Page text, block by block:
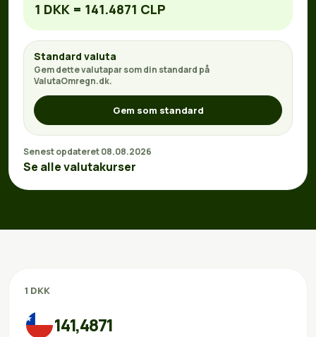
1 DKK = 141.4871 CLP
Standard valuta
Gem dette valutapar som din standard på
ValutaOmregn.dk.
Gem som standard
Senest opdateret 08.08.2026
Se alle valutakurser
1 DKK
141,4871